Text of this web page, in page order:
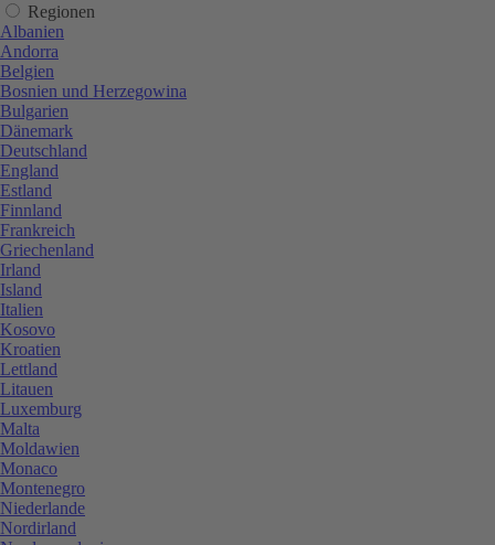
Regionen
Albanien
Andorra
Belgien
Bosnien und Herzegowina
Bulgarien
Dänemark
Deutschland
England
Estland
Finnland
Frankreich
Griechenland
Irland
Island
Italien
Kosovo
Kroatien
Lettland
Litauen
Luxemburg
Malta
Moldawien
Monaco
Montenegro
Niederlande
Nordirland